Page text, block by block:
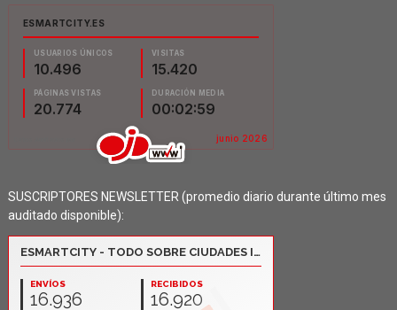
SUSCRIPTORES NEWSLETTER (promedio diario durante último mes
auditado disponible):